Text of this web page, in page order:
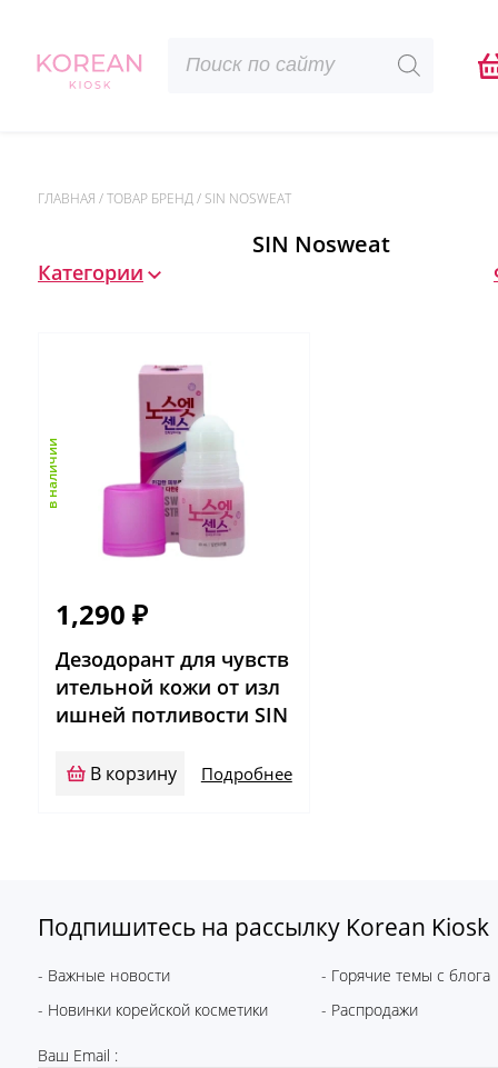
товаров
ГЛАВНАЯ /ТОВАР БРЕНД/ SIN NOSWEAT
SIN Nosweat
Категории
1,290 ₽
в наличии
Дезодорант для чувств
ительной кожи от изл
ишней потливости SIN
В корзину Подробнее
Подпишитесь на рассылку Korean Kiosk
- Важные новости
- Горячие темы с блога
- Новинки корейской косметики
- Распродажи
Ваш Email :